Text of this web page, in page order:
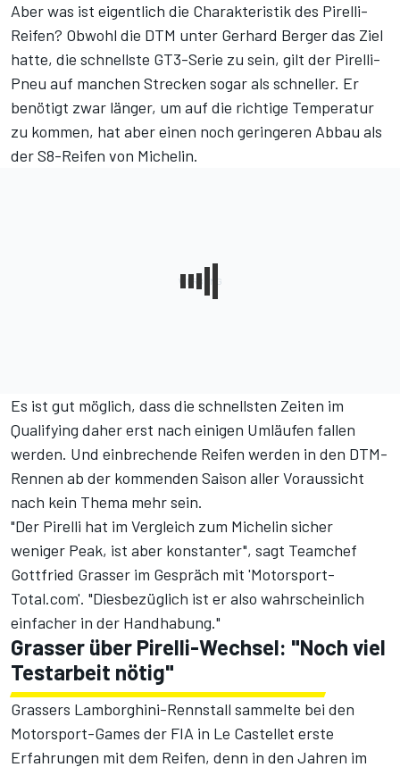
Aber was ist eigentlich die Charakteristik des Pirelli-
Reifen? Obwohl die DTM unter Gerhard Berger das Ziel
hatte, die schnellste GT3-Serie zu sein, gilt der Pirelli-
Pneu auf manchen Strecken sogar als schneller. Er
benötigt zwar länger, um auf die richtige Temperatur
zu kommen, hat aber einen noch geringeren Abbau als
der S8-Reifen von Michelin.
Es ist gut möglich, dass die schnellsten Zeiten im
Qualifying daher erst nach einigen Umläufen fallen
werden. Und einbrechende Reifen werden in den DTM-
Rennen ab der kommenden Saison aller Voraussicht
nach kein Thema mehr sein.
"Der Pirelli hat im Vergleich zum Michelin sicher
weniger Peak, ist aber konstanter", sagt Teamchef
Gottfried Grasser im Gespräch mit 'Motorsport-
Total.com'. "Diesbezüglich ist er also wahrscheinlich
einfacher in der Handhabung."
Grasser über Pirelli-Wechsel: "Noch viel
Testarbeit nötig"
Grassers Lamborghini-Rennstall sammelte bei den
Motorsport-Games der FIA in Le Castellet erste
Erfahrungen mit dem Reifen, denn in den Jahren im